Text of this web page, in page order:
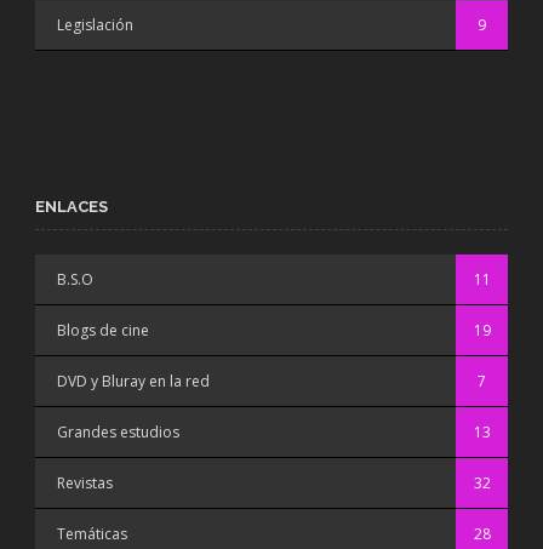
Legislación 9
ENLACES
B.S.O 11
Blogs de cine 19
DVD y Bluray en la red 7
Grandes estudios 13
Revistas 32
Temáticas 28